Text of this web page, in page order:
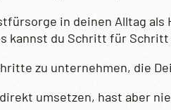
in deinen Alltag
kannst du Schritt für
zu unternehmen, die
umsetzen, hast aber